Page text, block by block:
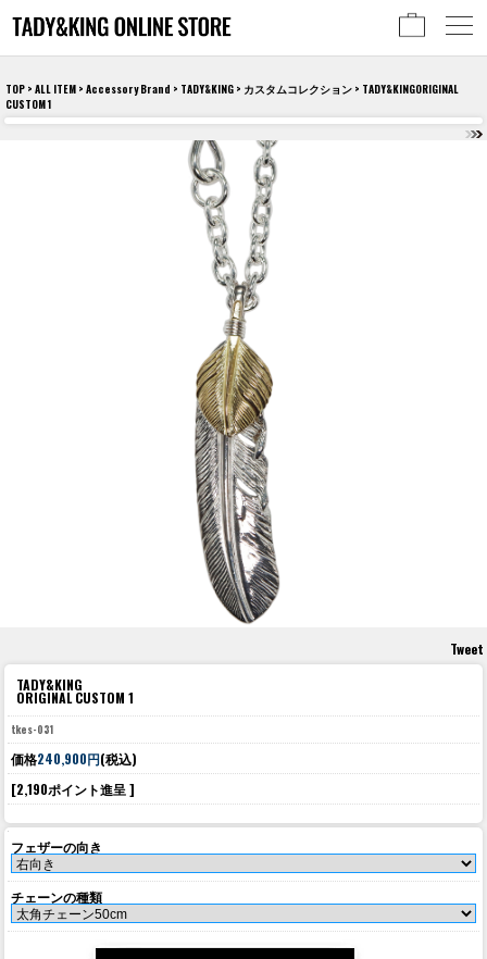
TOP > ALL ITEM > Accessory Brand > TADY&KING > カスタムコレクション > TADY&KINGORIGINAL
CUSTOM 1
Tweet
TADY&KING
ORIGINAL CUSTOM 1
tkes-031
価格240,900円(税込)
[2,190ポイント進呈 ]
フェザーの向き
チェーンの種類